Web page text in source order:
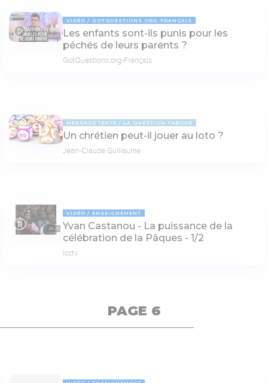
03:22
VIDÉO GOTQUESTIONS.ORG-FRANÇAIS
Les enfants sont-ils punis pour les
péchés de leurs parents ?
GotQuestions.org-Français
MESSAGE TEXTE LA QUESTION TABOUE
Un chrétien peut-il jouer au loto ?
Jean-Claude Guillaume
28:25
VIDÉO ENSEIGNEMENT
Yvan Castanou - La puissance de la
célébration de la Pâques - 1/2
icctv
PAGE 6